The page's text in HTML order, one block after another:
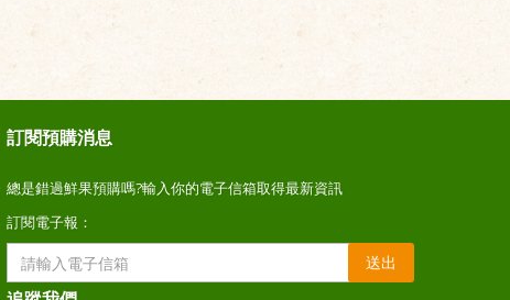
訂閱預購消息
總是錯過鮮果預購嗎?輸入你的電子信箱取得最新資訊
訂閱電子報：
送出